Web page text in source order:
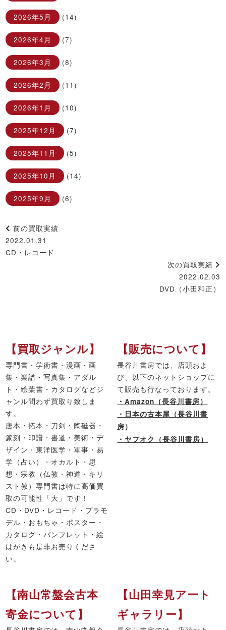
2026年5月 (14)
2026年4月 (7)
2026年3月 (8)
2026年2月 (11)
2026年1月 (10)
2025年12月 (7)
2025年11月 (5)
2025年10月 (14)
2025年9月 (6)
前の買取実績
2022.01.31
CD・レコード
次の買取実績
2022.02.03
DVD（小田和正）
【買取ジャンル】
専門書・学術書・漫画・画
集・楽譜・写真集・アダル
ト・絵葉書・カタログなどジ
ャンル問わず買取り致しま
す。
唐本・拓本・刀剣・陶磁器・
篆刻・印譜・書道・美術・デ
ザイン・東洋医学・軍事・易
学（占い）・オカルト・思
想・宗教（仏教・神道・キリ
スト教）専門書は特に高価買
取の可能性「大」です！
CD・DVD・レコード・プラモ
デル・おもちゃ・ポスター・
カタログ・パンフレット・絵
はがきも是非お売りくださ
い。
【販売について】
長谷川書房では、店頭およ
び、以下のネットショップに
て販売も行なっております。
・Amazon（長谷川書房）
・日本の古本屋（長谷川書
房）
・ヤフオク（長谷川書房）
【南山常盤会古本
寄金について】
【山田幸見アート
ギャラリー】